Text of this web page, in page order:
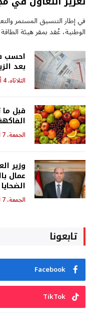
في إطار التنسيق المستمر
الوطنية، عُقد بمقر هيئة
بعد
الثلاثاء، 4 أغسطس 2026 - 11:28 م
قبل
الجمعة، 7 أغسطس 2026 - 8:53 ص
وزير
عمال
الضحايا
الجمعة، 7 أغسطس 2026 - 12:02 ص
تابعونا
Facebook
TikTok